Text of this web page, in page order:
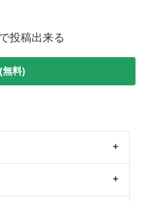
投稿出来る
無料)